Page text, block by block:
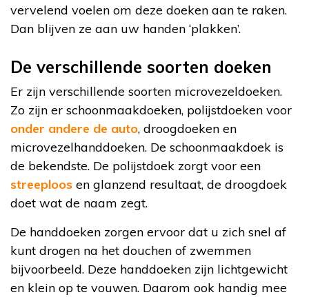
vervelend voelen om deze doeken aan te raken.
Dan blijven ze aan uw handen ‘plakken’.
De verschillende soorten doeken
Er zijn verschillende soorten microvezeldoeken.
Zo zijn er schoonmaakdoeken, polijstdoeken voor
onder andere de auto, droogdoeken en
microvezelhanddoeken. De schoonmaakdoek is
de bekendste. De polijstdoek zorgt voor een
streeploos en glanzend resultaat, de droogdoek
doet wat de naam zegt.
De handdoeken zorgen ervoor dat u zich snel af
kunt drogen na het douchen of zwemmen
bijvoorbeeld. Deze handdoeken zijn lichtgewicht
en klein op te vouwen. Daarom ook handig mee